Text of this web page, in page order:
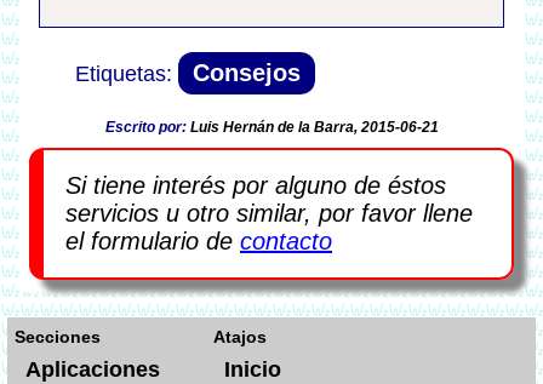
Consejos
Escrito por: Luis Hernán de la Barra, 2015-06-21
Si tiene interés por alguno de éstos
servicios u otro similar, por favor llene
el formulario de contacto
Secciones
Aplicaciones
Atajos
Inicio